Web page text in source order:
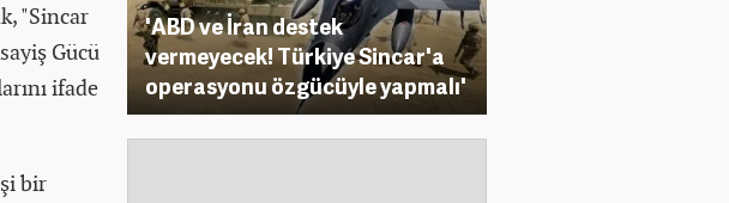
"Sincar
Gücü
ifade
bir
'ABD ve İran destek
vermeyecek! Türkiye Sincar'a
operasyonu özgücüyle yapmalı'